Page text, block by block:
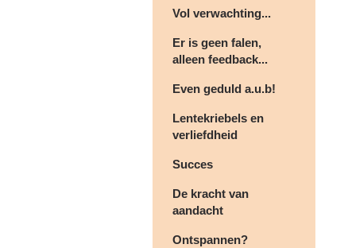
Vol verwachting...
Er is geen falen,
alleen feedback...
Even geduld a.u.b!
Lentekriebels en
verliefdheid
Succes
De kracht van
aandacht
Ontspannen?